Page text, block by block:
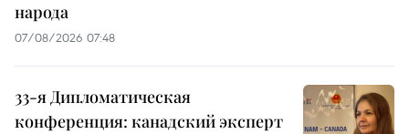
народа
07/08/2026 07:48
33-я Дипломатическая
конференция: канадский эксперт